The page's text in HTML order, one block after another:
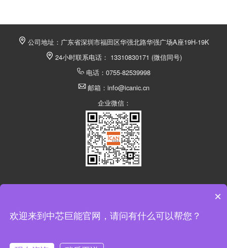
公司地址：广东省深圳市福田区华强北路华强广场A座19H-19K
24小时联系电话： 13310830171 (微信同号)
电话：0755-82539998
邮箱：info@icanic.cn
企业微信：
×
欢迎来到中芯巨能官网，请问有什么可以帮您？